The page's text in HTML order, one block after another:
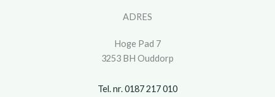
ADRES
Hoge Pad 7
3253 BH Ouddorp
Tel. nr. 0187 217 010